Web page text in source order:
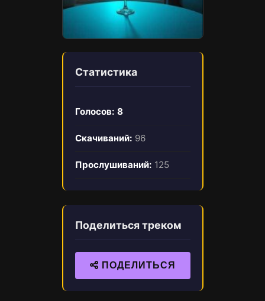
Статистика
Голосов: 8
Скачиваний: 96
Прослушиваний: 125
Поделиться треком
ПОДЕЛИТЬСЯ